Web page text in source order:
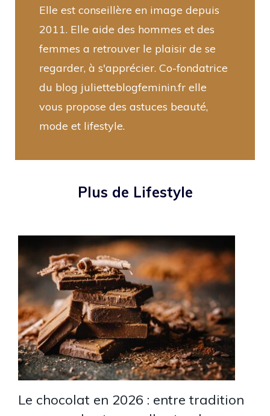
Elle est conseillère en image depuis
2011. Elle aide des hommes et des
femmes a retrouver le plaisir de se
regarder, à s'apprécier. Co-fondatrice
du blog julietteblogfeminin.fr elle
vous propose des astuces beauté,
mode et lifestyle.
Plus de Lifestyle
Le chocolat en 2026 : entre tradition